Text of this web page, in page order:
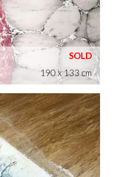
190 x 133 cm